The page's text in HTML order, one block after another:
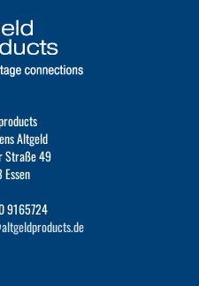
Altgeld
Straße 49
9165724